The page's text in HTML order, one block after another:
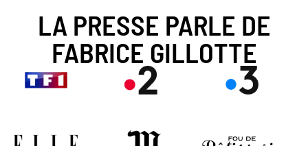
LA PRESSE PARLE DE
FABRICE GILLOTTE